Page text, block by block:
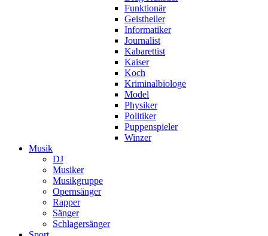
Funktionär
Geistheiler
Informatiker
Journalist
Kabarettist
Kaiser
Koch
Kriminalbiologe
Model
Physiker
Politiker
Puppenspieler
Winzer
Musik
DJ
Musiker
Musikgruppe
Opernsänger
Rapper
Sänger
Schlagersänger